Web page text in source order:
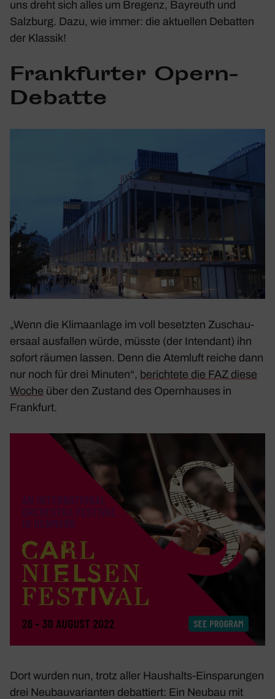
uns dreht sich alles um Bregenz, Bayreuth und
Salz­burg. Dazu, wie immer: die aktu­ellen Debatten
der Klassik!
Frank­furter Opern-
Debatte
„Wenn die Klima­an­lage im voll besetzten Zuschau­
er­saal ausfallen würde, müsste (der Inten­dant) ihn
sofort räumen lassen. Denn die Atem­luft reiche dann
nur noch für drei Minuten“, berich­tete die FAZ diese
Woche über den Zustand des Opern­hauses in
Frank­furt.
Dort wurden nun, trotz aller Haus­halts-Einspa­rungen
drei Neubau­va­ri­anten debat­tiert: Ein Neubau mit